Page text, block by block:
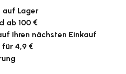
auf Lager
ab 100 €
Ihren nächsten Einkauf
für 4,9 €